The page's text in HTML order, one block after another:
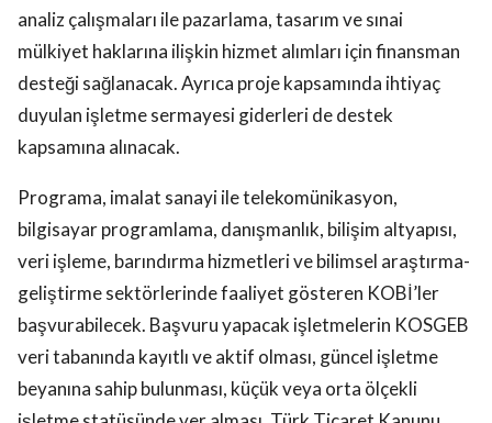
analiz çalışmaları ile pazarlama, tasarım ve sınai
mülkiyet haklarına ilişkin hizmet alımları için finansman
desteği sağlanacak. Ayrıca proje kapsamında ihtiyaç
duyulan işletme sermayesi giderleri de destek
kapsamına alınacak.
Programa, imalat sanayi ile telekomünikasyon,
bilgisayar programlama, danışmanlık, bilişim altyapısı,
veri işleme, barındırma hizmetleri ve bilimsel araştırma-
geliştirme sektörlerinde faaliyet gösteren KOBİ’ler
başvurabilecek. Başvuru yapacak işletmelerin KOSGEB
veri tabanında kayıtlı ve aktif olması, güncel işletme
beyanına sahip bulunması, küçük veya orta ölçekli